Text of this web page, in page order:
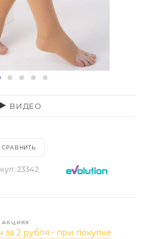
ВИДЕО
СРАВНИТЬ
23342
АКЦИЯХ
2 рубля - при покупке